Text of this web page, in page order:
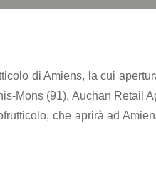
di Amiens, la cui
Mons (91), Auchan Retail
che aprirà ad